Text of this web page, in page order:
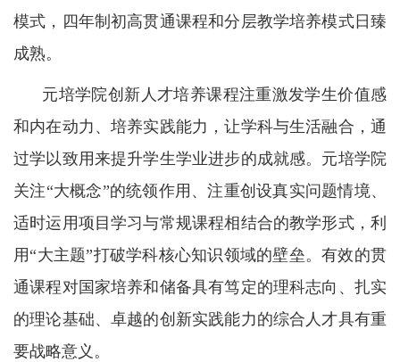
模式，四年制初高贯通课程和分层教学培养模式日臻
成熟。
元培学院创新人才培养课程注重激发学生价值感
和内在动力、培养实践能力，让学科与生活融合，通
过学以致用来提升学生学业进步的成就感。元培学院
关注“大概念”的统领作用、注重创设真实问题情境、
适时运用项目学习与常规课程相结合的教学形式，利
用“大主题”打破学科核心知识领域的壁垒。有效的贯
通课程对国家培养和储备具有笃定的理科志向、扎实
的理论基础、卓越的创新实践能力的综合人才具有重
要战略意义。